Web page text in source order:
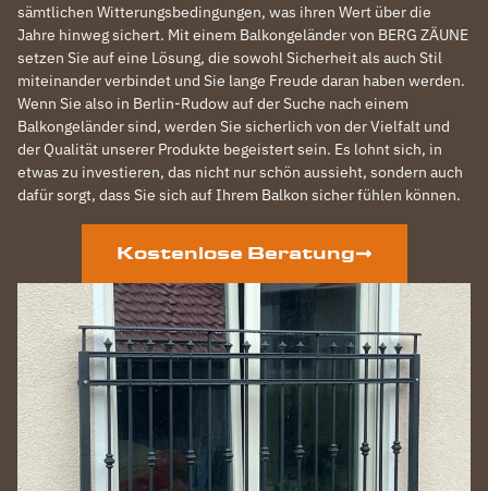
sämtlichen Witterungsbedingungen, was ihren Wert über die
Jahre hinweg sichert. Mit einem Balkongeländer von BERG ZÄUNE
setzen Sie auf eine Lösung, die sowohl Sicherheit als auch Stil
miteinander verbindet und Sie lange Freude daran haben werden.
Wenn Sie also in Berlin-Rudow auf der Suche nach einem
Balkongeländer sind, werden Sie sicherlich von der Vielfalt und
der Qualität unserer Produkte begeistert sein. Es lohnt sich, in
etwas zu investieren, das nicht nur schön aussieht, sondern auch
dafür sorgt, dass Sie sich auf Ihrem Balkon sicher fühlen können.
Kostenlose Beratung